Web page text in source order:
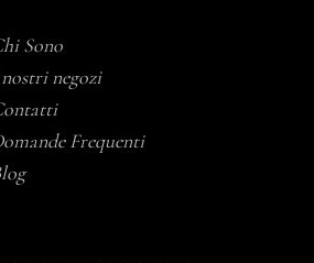
Sono
negozi
Frequenti